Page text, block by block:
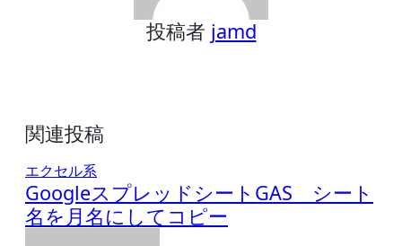
投稿者 jamd
関連投稿
エクセル系
GoogleスプレッドシートGAS シート
名を月名にしてコピー